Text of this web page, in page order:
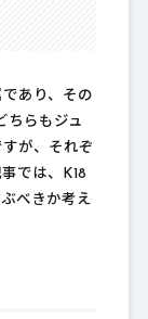
あり、その
ちらもジュ
が、それぞ
では、K18
べきか考え